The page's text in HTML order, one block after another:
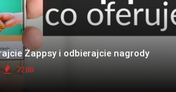
Żappsy i odbierajcie nagrody
7288